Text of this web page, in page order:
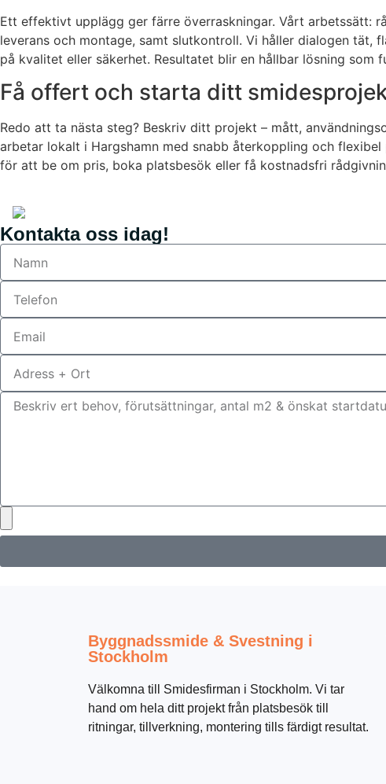
Ett effektivt upplägg ger färre överraskningar. Vårt arbetssätt:
leverans och montage, samt slutkontroll. Vi håller dialogen
på kvalitet eller säkerhet. Resultatet blir en hållbar lösning som
Få offert och starta ditt
Redo att ta nästa steg? Beskriv ditt projekt – mått,
arbetar lokalt i Hargshamn med snabb återkoppling och
för att be om pris, boka platsbesök eller få kostnadsfri
Kontakta oss idag!
Byggnadssmide & Svestning i
Stockholm
Välkomna till Smidesfirman i Stockholm. Vi tar
hand om hela ditt projekt från platsbesök till
ritningar, tillverkning, montering tills färdigt resultat.